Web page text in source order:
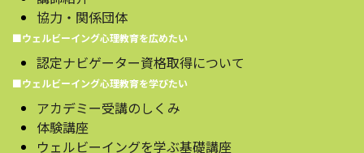
協力・関係団体
■ウェルビーイング心理教育を広めたい
認定ナビゲーター資格取得について
■ウェルビーイング心理教育を学びたい
アカデミー受講のしくみ
体験講座
ウェルビーイングを学ぶ基礎講座